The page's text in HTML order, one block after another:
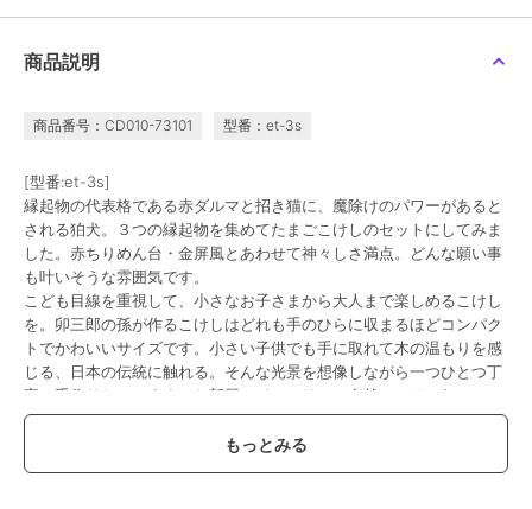
商品説明
商品番号：CD010-73101 型番：et-3s
[型番:et-3s]
縁起物の代表格である赤ダルマと招き猫に、魔除けのパワーがあると
される狛犬。３つの縁起物を集めてたまごこけしのセットにしてみま
した。赤ちりめん台・金屏風とあわせて神々しさ満点。どんな願い事
も叶いそうな雰囲気です。
こども目線を重視して、小さなお子さまから大人まで楽しめるこけし
を。卯三郎の孫が作るこけしはどれも手のひらに収まるほどコンパク
トでかわいいサイズです。小さい子供でも手に取れて木の温もりを感
じる、日本の伝統に触れる。そんな光景を想像しながら一つひとつ丁
寧に手作りしています。お部屋のインテリアに自然ととけこむ
kokechi。大切な方への贈り物・ギフトにもご利用いただいていま
す。※手づくりのお品物ですので、絵柄、表情、色味、大きさ等が画
像と異なる場合がございます。